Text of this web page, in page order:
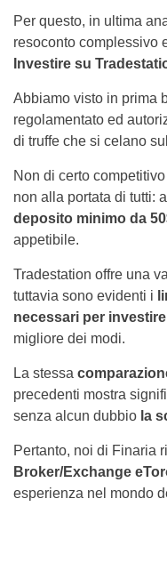
Per questo, in ultima
resoconto complessivo
Investire su
Abbiamo visto in prima
regolamentato ed
di truffe che si celano
Non di certo
non alla portata di tutti:
deposito minimo da
appetibile.
Tradestation offre una
tuttavia sono evidenti i
necessari per investire
migliore dei modi.
La stessa
precedenti mostra
senza alcun dubbio la
Pertanto, noi di Finaria
Broker/Exchange
esperienza nel mondo